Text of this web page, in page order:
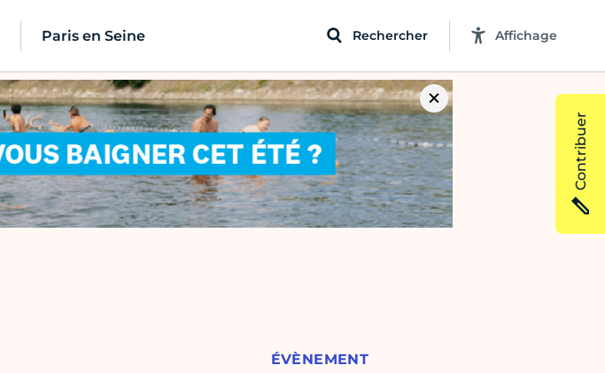
Paris en Seine Rechercher Affichage
ÉVÈNEMENT
Contribuer